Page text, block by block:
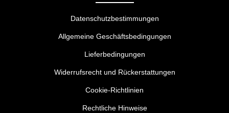
Datenschutzbestimmungen
Allgemeine Geschäftsbedingungen
Lieferbedingungen
Widerrufsrecht und Rückerstattungen
Cookie-Richtlinien
Rechtliche Hinweise